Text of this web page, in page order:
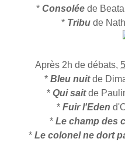
* Consoléede Beata
* Tribude
Après 2h de débats,
* Bleu nuitde
* Qui saitde
* Fuir l'Eden
* Le champ des
* Le colonel ne dort